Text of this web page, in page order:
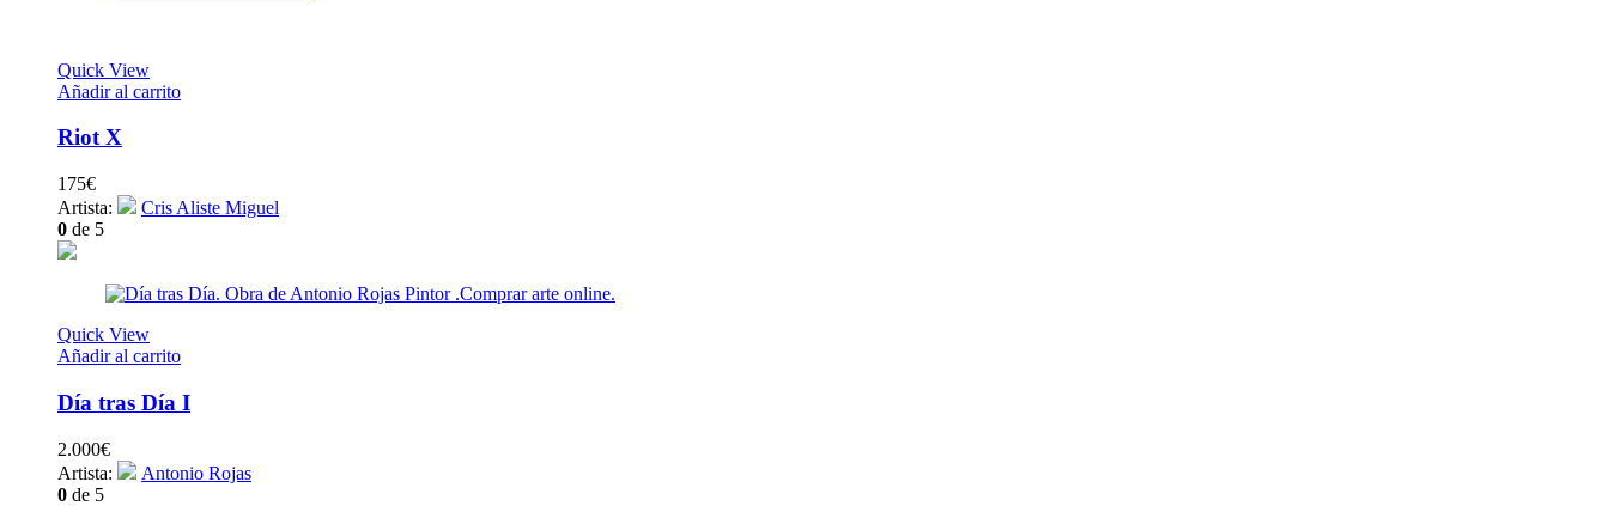
Quick View
Añadir al carrito
Riot X
175€
Artista:
Cris Aliste Miguel
0 de 5
Quick View
Añadir al carrito
Día tras Día I
2.000€
Artista:
Antonio Rojas
0 de 5